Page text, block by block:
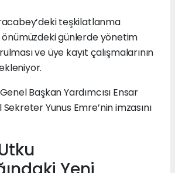
teşkilatlanma
günlerde yönetim
ve üye kayıt çalışmalarının
Başkan Yardımcısı Ensar
Yunus Emre’nin imzasını